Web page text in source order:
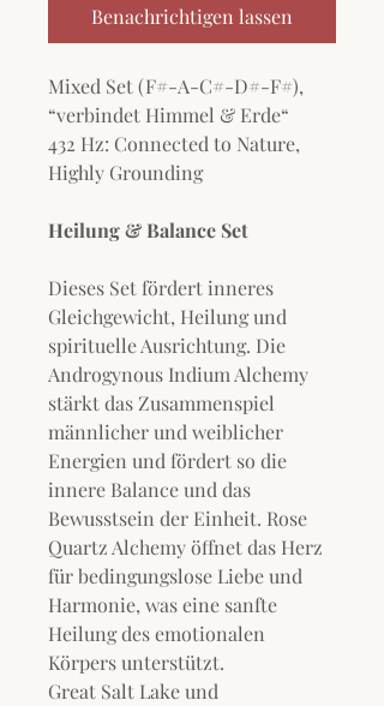
Benachrichtigen lassen
Mixed Set (F#-A-C#-D#-F#),
“verbindet Himmel & Erde“
432 Hz: Connected to Nature,
Highly Grounding
Heilung & Balance Set
Dieses Set fördert inneres
Gleichgewicht, Heilung und
spirituelle Ausrichtung. Die
Androgynous Indium Alchemy
stärkt das Zusammenspiel
männlicher und weiblicher
Energien und fördert so die
innere Balance und das
Bewusstsein der Einheit. Rose
Quartz Alchemy öffnet das Herz
für bedingungslose Liebe und
Harmonie, was eine sanfte
Heilung des emotionalen
Körpers unterstützt.
Great Salt Lake und